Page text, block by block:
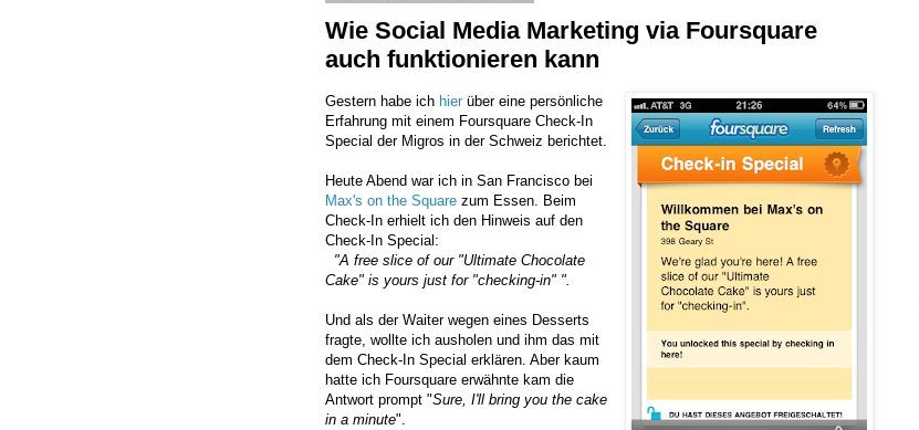
Wie Social Media Marketing via Foursquare
auch funktionieren kann
Gestern habe ich hier über eine persönliche
Erfahrung mit einem Foursquare Check-In
Special der Migros in der Schweiz berichtet.
Heute Abend war ich in San Francisco bei
Max's on the Square zum Essen. Beim
Check-In erhielt ich den Hinweis auf den
Check-In Special:
"A free slice of our "Ultimate Chocolate
Cake" is yours just for "checking-in" ".
Und als der Waiter wegen eines Desserts
fragte, wollte ich ausholen und ihm das mit
dem Check-In Special erklären. Aber kaum
hatte ich Foursquare erwähnte kam die
Antwort prompt "Sure, I'll bring you the cake
in a minute".